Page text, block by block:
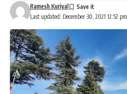
Last updated: December 30, 2021 12:52 pm
Ramesh Kuriyal